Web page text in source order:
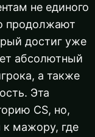
не единого
продолжают
достиг уже
абсолютный
а также
Эта
CS, но,
к мажору, где